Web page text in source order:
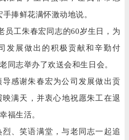
捧鲜花满怀激动地说。
员工朱春宏同志的60岁生日，为
发展做出的积极贡献和辛勤付
同志举办了欢送会和生日会。
感谢朱春宏为公司发展做出贡
满天，并衷心地祝愿朱工在退
福生活。
、笑语满堂，与老同志一起追